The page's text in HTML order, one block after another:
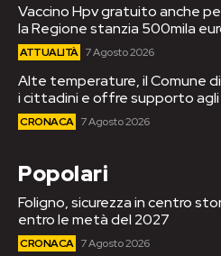
Vaccino Hpv gratuito anche
la Regione stanzia 500mila
ATTUALITÀ 7 Agosto 2026
Alte temperature, il Comune
i cittadini e offre supporto agli
CRONACA 7 Agosto 2026
Popolari
Foligno, sicurezza in centro
entro le metà del 2027
CRONACA 7 Agosto 2026